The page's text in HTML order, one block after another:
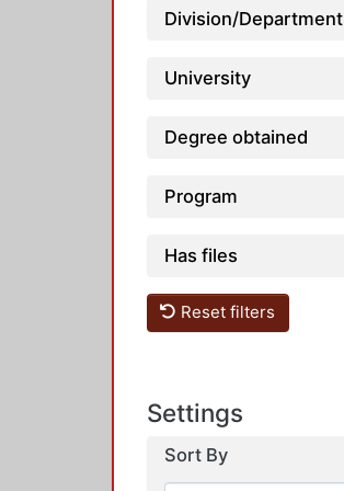
Division/Department
University
Degree obtained
Program
Has files
Reset filters
Settings
Sort By